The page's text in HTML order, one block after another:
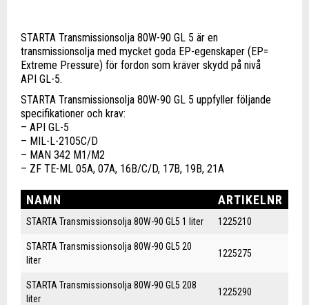
STARTA Transmissionsolja 80W-90 GL 5 är en
transmissionsolja med mycket goda EP-egenskaper (EP=
Extreme Pressure) för fordon som kräver skydd på nivå
API GL-5.
STARTA Transmissionsolja 80W-90 GL 5 uppfyller följande
specifikationer och krav:
– API GL-5
– MIL-L-2105C/D
– MAN 342 M1/M2
– ZF TE-ML 05A, 07A, 16B/C/D, 17B, 19B, 21A
NAMN ARTIKELNR
STARTA Transmissionsolja 80W-90 GL5 1 liter 1225210
STARTA Transmissionsolja 80W-90 GL5 20
liter
1225275
STARTA Transmissionsolja 80W-90 GL5 208
liter
1225290